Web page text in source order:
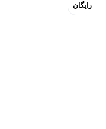
رایگان